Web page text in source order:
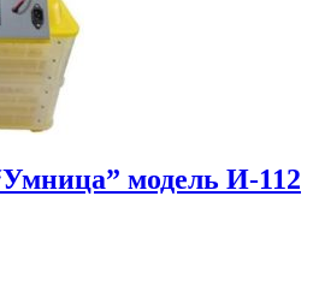
модель И-112